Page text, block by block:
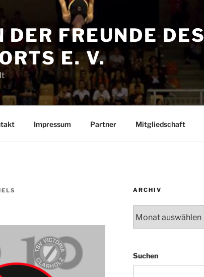
DER FREUNDE DES
E. V.
Impressum Partner Mitgliedschaft
ARCHIV
Suchen